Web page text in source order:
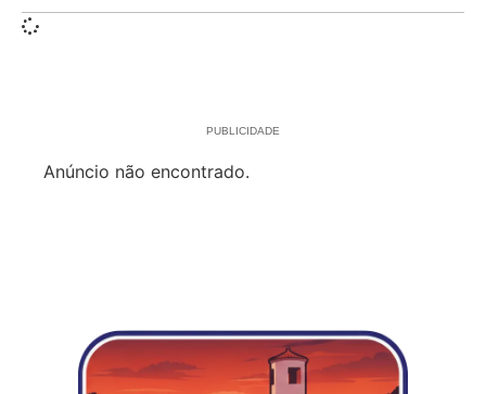
PUBLICIDADE
Anúncio não encontrado.